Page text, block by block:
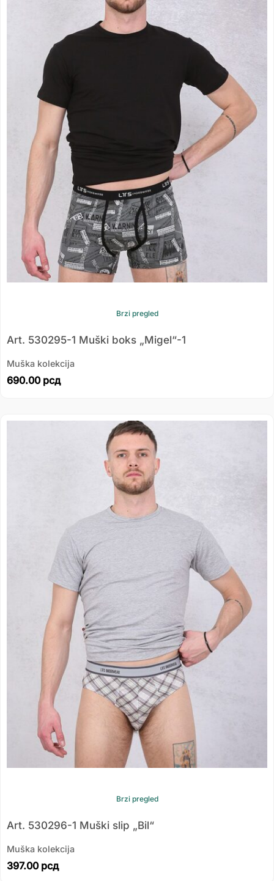
Brzi pregled
Art. 530295-1 Muški boks „Migel“-1
Muška kolekcija
690.00 рсд
Brzi pregled
Art. 530296-1 Muški slip „Bil“
Muška kolekcija
397.00 рсд